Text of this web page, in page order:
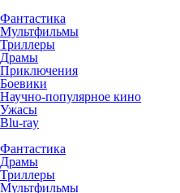
Фантастика
Мультфильмы
Триллеры
Драмы
Приключения
Боевики
Научно-популярное кино
Ужасы
Blu-ray
Фантастика
Драмы
Триллеры
Мультфильмы